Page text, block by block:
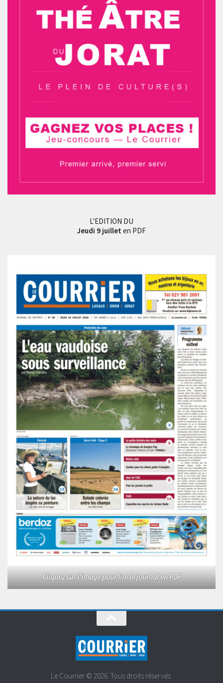
L'EDITION DU
Jeudi 9 juillet en PDF
Cliquez sur l'image pour lire le journal en PDF
Le Courrier © 2026. Tous droits réservés.